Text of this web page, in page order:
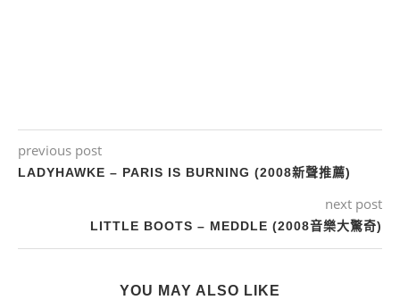
previous post
LADYHAWKE – PARIS IS BURNING (2008新聲推薦)
next post
LITTLE BOOTS – MEDDLE (2008音樂大驚奇)
YOU MAY ALSO LIKE